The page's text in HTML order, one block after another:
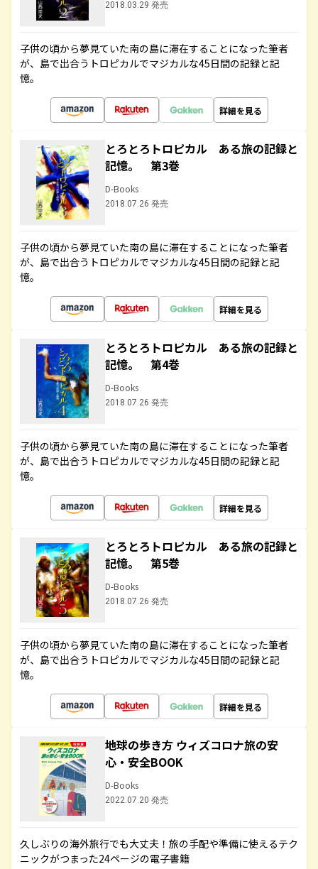
2018.03.29 発売
子供の頃から夢見ていた南の島に滞在することになった筆者
が、島で出合うトロピカルでマジカルな45日間の記録と記
憶。
詳細を見る
とろとろトロピカル ある旅の記録と
記憶。 第3巻
D-Books
2018.07.26 発売
子供の頃から夢見ていた南の島に滞在することになった筆者
が、島で出合うトロピカルでマジカルな45日間の記録と記
憶。
詳細を見る
とろとろトロピカル ある旅の記録と
記憶。 第4巻
D-Books
2018.07.26 発売
子供の頃から夢見ていた南の島に滞在することになった筆者
が、島で出合うトロピカルでマジカルな45日間の記録と記
憶。
詳細を見る
とろとろトロピカル ある旅の記録と
記憶。 第5巻
D-Books
2018.07.26 発売
子供の頃から夢見ていた南の島に滞在することになった筆者
が、島で出合うトロピカルでマジカルな45日間の記録と記
憶。
詳細を見る
地球の歩き方 ウィズコロナ旅の安
心・安全BOOK
D-Books
2022.07.20 発売
久しぶりの海外旅行でも大丈夫！旅の手配や準備に使えるテク
ニックがつまった24ページの電子書籍